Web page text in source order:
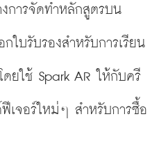
การจัดทำหลักสูตรบน
ใบรับรองสำหรับการเรียน
ยใช้ Spark AR ให้กับครี
ฟีเจอร์ใหม่ๆ สำหรับการซื้อ